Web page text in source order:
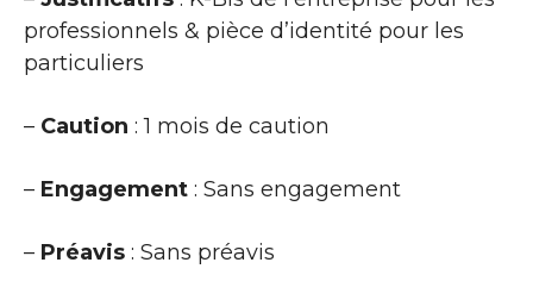
professionnels & pièce d’identité pour les
particuliers
– Caution : 1 mois de caution
– Engagement : Sans engagement
– Préavis : Sans préavis